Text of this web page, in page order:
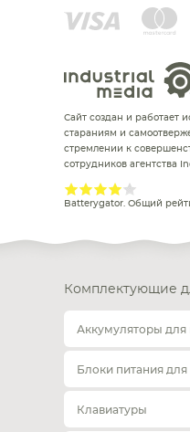
Сайт создан и работает
стараниям и
стремлении к
сотрудников агентства
Batterygator. Общий
Комплектующие
Аккумуляторы для
Блоки питания для
Клавиатуры